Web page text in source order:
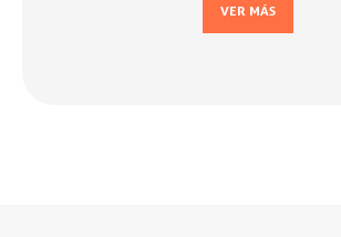
VER MÁS